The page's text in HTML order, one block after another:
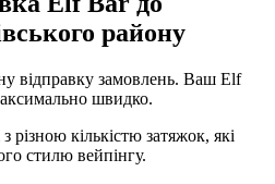
району
відправку замовлень. Ваш Elf
швидко.
різною кількістю затяжок, які
стилю вейпінгу.